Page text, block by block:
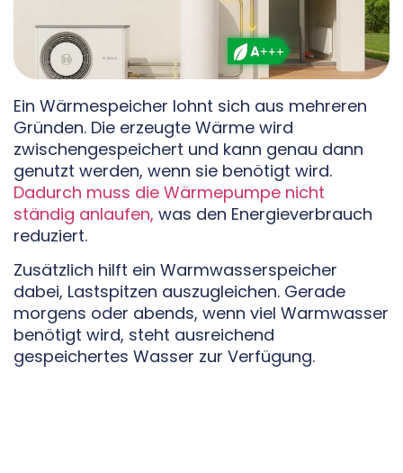
Ein Wärmespeicher lohnt sich aus mehreren
Gründen. Die erzeugte Wärme wird
zwischengespeichert und kann genau dann
genutzt werden, wenn sie benötigt wird.
Dadurch muss die Wärmepumpe nicht
ständig anlaufen, was den Energieverbrauch
reduziert.
Zusätzlich hilft ein Warmwasserspeicher
dabei, Lastspitzen auszugleichen. Gerade
morgens oder abends, wenn viel Warmwasser
benötigt wird, steht ausreichend
gespeichertes Wasser zur Verfügung.